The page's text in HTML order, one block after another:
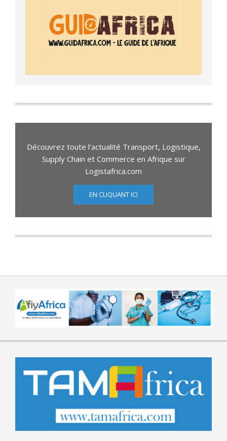
Découvrez toute l'actualité Transport, Logistique,
Supply Chain et Commerce en Afrique sur
Logistafrica.com
EN CLIQUANT ICI